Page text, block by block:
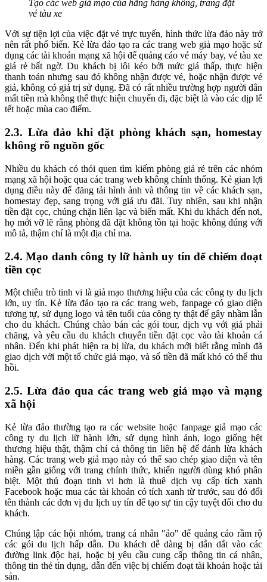
Tạo các web giả mạo của hãng hàng không, trang đặt
vé tàu xe
Với sự tiện lợi của việc đặt vé trực tuyến, hình thức lừa đảo này trở
nên rất phổ biến. Kẻ lừa đảo tạo ra các trang web giả mạo hoặc sử
dụng các tài khoản mạng xã hội để quảng cáo vé máy bay, vé tàu xe
giá rẻ bất ngờ. Du khách bị lôi kéo bởi mức giá thấp, thực hiện
thanh toán nhưng sau đó không nhận được vé, hoặc nhận được vé
giả, không có giá trị sử dụng. Đã có rất nhiều trường hợp người dân
mất tiền mà không thể thực hiện chuyến đi, đặc biệt là vào các dịp lễ
tết hoặc mùa cao điểm.
2.3. Lừa đảo khi đặt phòng khách sạn, homestay
không rõ nguồn gốc
Nhiều du khách có thói quen tìm kiếm phòng giá rẻ trên các nhóm
mạng xã hội hoặc qua các trang web không chính thống. Kẻ gian lợi
dụng điều này để đăng tải hình ảnh và thông tin về các khách sạn,
homestay đẹp, sang trọng với giá ưu đãi. Tuy nhiên, sau khi nhận
tiền đặt cọc, chúng chặn liên lạc và biến mất. Khi du khách đến nơi,
họ mới vỡ lẽ rằng phòng đã đặt không tồn tại hoặc không đúng với
mô tả, thậm chí là một địa chỉ ma.
2.4. Mạo danh công ty lữ hành uy tín để chiếm đoạt
tiền cọc
Một chiêu trò tinh vi là giả mạo thương hiệu của các công ty du lịch
lớn, uy tín. Kẻ lừa đảo tạo ra các trang web, fanpage có giao diện
tương tự, sử dụng logo và tên tuổi của công ty thật để gây nhầm lẫn
cho du khách. Chúng chào bán các gói tour, dịch vụ với giá phải
chăng, và yêu cầu du khách chuyển tiền đặt cọc vào tài khoản cá
nhân. Đến khi phát hiện ra bị lừa, du khách mới biết rằng mình đã
giao dịch với một tổ chức giả mạo, và số tiền đã mất khó có thể thu
hồi.
2.5. Lừa đảo qua các trang web giả mạo và mạng
xã hội
Kẻ lừa đảo thường tạo ra các website hoặc fanpage giả mạo các
công ty du lịch lữ hành lớn, sử dụng hình ảnh, logo giống hệt
thương hiệu thật, thậm chí cả thông tin liên hệ để đánh lừa khách
hàng. Các trang web giả mạo này có thể sao chép giao diện và tên
miền gần giống với trang chính thức, khiến người dùng khó phân
biệt. Một thủ đoạn tinh vi hơn là thuê dịch vụ cấp tích xanh
Facebook hoặc mua các tài khoản có tích xanh từ trước, sau đó đổi
tên thành các đơn vị du lịch uy tín để tạo sự tin cậy tuyệt đối cho du
khách.
Chúng lập các hội nhóm, trang cá nhân "ảo" để quảng cáo rầm rộ
các gói du lịch hấp dẫn. Du khách dễ dàng bị dẫn dắt vào các
đường link độc hại, hoặc bị yêu cầu cung cấp thông tin cá nhân,
thông tin thẻ tín dụng, dẫn đến việc bị chiếm đoạt tài khoản hoặc tài
sản.